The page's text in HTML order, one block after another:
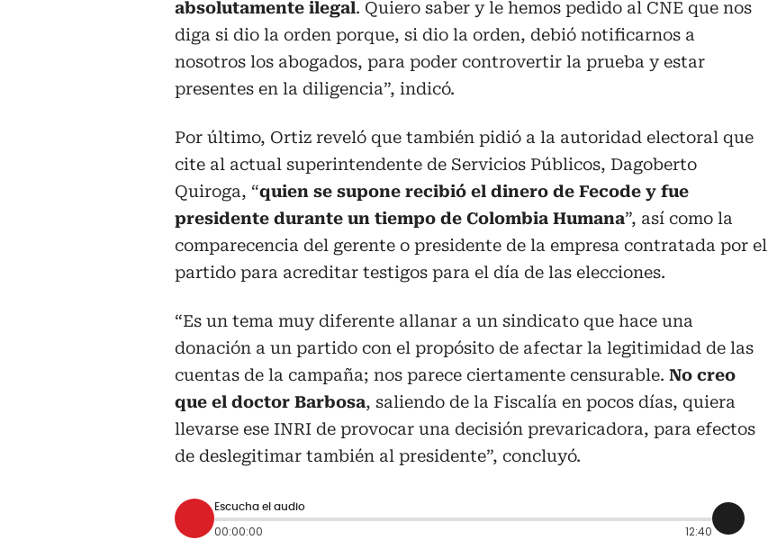
absolutamente ilegal. Quiero saber y le hemos pedido al CNE que nos
diga si dio la orden porque, si dio la orden, debió notificarnos a
nosotros los abogados, para poder controvertir la prueba y estar
presentes en la diligencia”, indicó.
Por último, Ortiz reveló que también pidió a la autoridad electoral que
cite al actual superintendente de Servicios Públicos, Dagoberto
Quiroga, “quien se supone recibió el dinero de Fecode y fue
presidente durante un tiempo de Colombia Humana”, así como la
comparecencia del gerente o presidente de la empresa contratada por el
partido para acreditar testigos para el día de las elecciones.
“Es un tema muy diferente allanar a un sindicato que hace una
donación a un partido con el propósito de afectar la legitimidad de las
cuentas de la campaña; nos parece ciertamente censurable. No creo
que el doctor Barbosa, saliendo de la Fiscalía en pocos días, quiera
llevarse ese INRI de provocar una decisión prevaricadora, para efectos
de deslegitimar también al presidente”, concluyó.
Escucha el audio
00:00:00 12:40